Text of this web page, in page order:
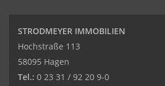
STRODMEYER IMMOBILIEN
Hochstraße 113
58095 Hagen
Tel.: 0 23 31 / 92 20 9-0